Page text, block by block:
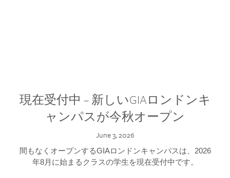
現在受付中 – 新しいGIAロンドンキ
ャンパスが今秋オープン
June 3, 2026
間もなくオープンするGIAロンドンキャンパスは、2026
年8月に始まるクラスの学生を現在受付中です。